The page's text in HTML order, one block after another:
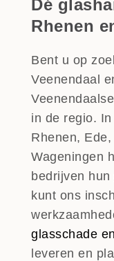
Dé
Rhenen
Bent u op
Veenendaal
in de regio.
Rhenen,
Wageningen
bedrijven
kunt ons
glasschade
leveren en